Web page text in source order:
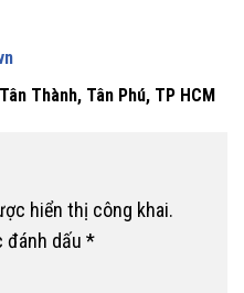
Thành, Tân Phú, TP HCM
hiển thị công khai.
đánh dấu *